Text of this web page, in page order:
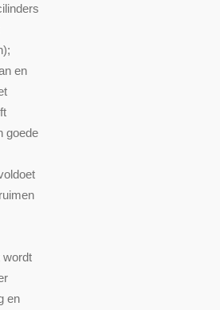
en
goede
wordt
en